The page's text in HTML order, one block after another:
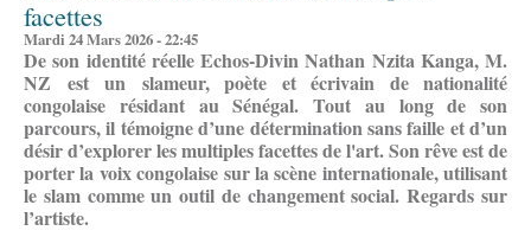
facettes
Mardi 24 Mars 2026 - 22:45
De son identité réelle Echos-Divin Nathan Nzita Kanga, M.
NZ
est un slameur, poète et écrivain de nationalité
congolaise résidant au Sénégal. Tout au long de son
parcours, il témoigne d’une détermination sans faille et d’un
désir d’explorer les multiples facettes de l'art. Son rêve est de
porter la voix congolaise sur la scène internationale, utilisant
le slam comme un outil de changement social. Regards sur
l’artiste.